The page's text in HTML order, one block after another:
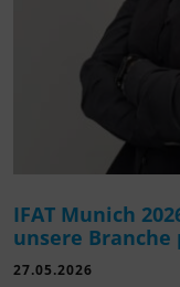
IFAT Munich
unsere Branche
27.05.2026